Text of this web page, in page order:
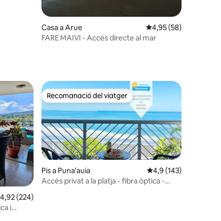
Casa a Arue 4,95 de puntuació
4,95 (58)
FARE MAIVI - Accés directe al mar
de puntuació mitjana d'un total de 5; 224 avaluacions
4,92 (224)
i
Recomanació del viatger
Recomanació del viatger
Pis a Puna'auia 4,9 de puntuació
4,9 (143)
Accés privat a la platja - fibra òptica -